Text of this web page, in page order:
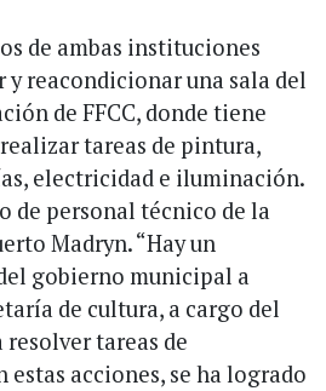
de ambas instituciones
y reacondicionar una sala del
de FFCC, donde tiene
realizar tareas de pintura,
electricidad e iluminación.
de personal técnico de la
Madryn. “Hay un
gobierno municipal a
de cultura, a cargo del
tareas de
acciones, se ha logrado